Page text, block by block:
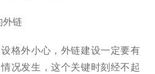
外链
格外小心，外链建设一定要有
况发生，这个关键时刻经不起